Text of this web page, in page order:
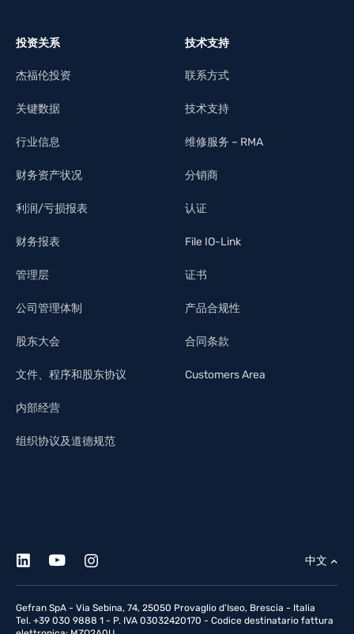
投资关系
杰福伦投资
关键数据
行业信息
财务资产状况
利润/亏损报表
财务报表
管理层
公司管理体制
股东大会
文件、程序和股东协议
内部经营
组织协议及道德规范
技术支持
联系方式
技术支持
维修服务 – RMA
分销商
认证
File IO-Link
证书
产品合规性
合同条款
Customers Area
Gefran SpA - Via Sebina, 74, 25050 Provaglio d'Iseo, Brescia - Italia
Tel. +39 030 9888 1 - P. IVA 03032420170 - Codice destinatario fattura
中文